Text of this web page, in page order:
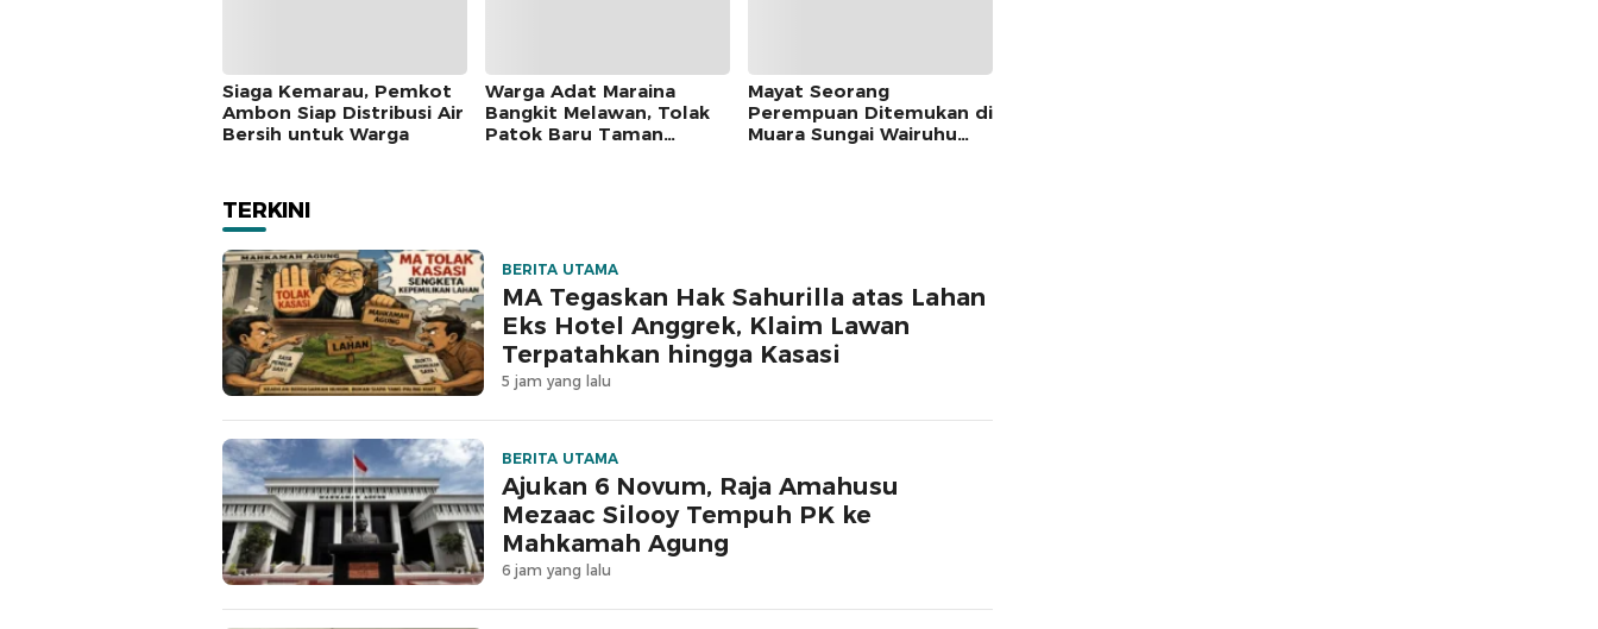
Siaga Kemarau, Pemkot
Ambon Siap Distribusi Air
Bersih untuk Warga
Warga Adat Maraina
Bangkit Melawan, Tolak
Patok Baru Taman
Mayat Seorang
Perempuan Ditemukan di
Muara Sungai Wairuhu
TERKINI
BERITA UTAMA
MA Tegaskan Hak Sahurilla atas Lahan
Eks Hotel Anggrek, Klaim Lawan
Terpatahkan hingga Kasasi
5 jam yang lalu
BERITA UTAMA
Ajukan 6 Novum, Raja Amahusu
Mezaac Silooy Tempuh PK ke
Mahkamah Agung
6 jam yang lalu